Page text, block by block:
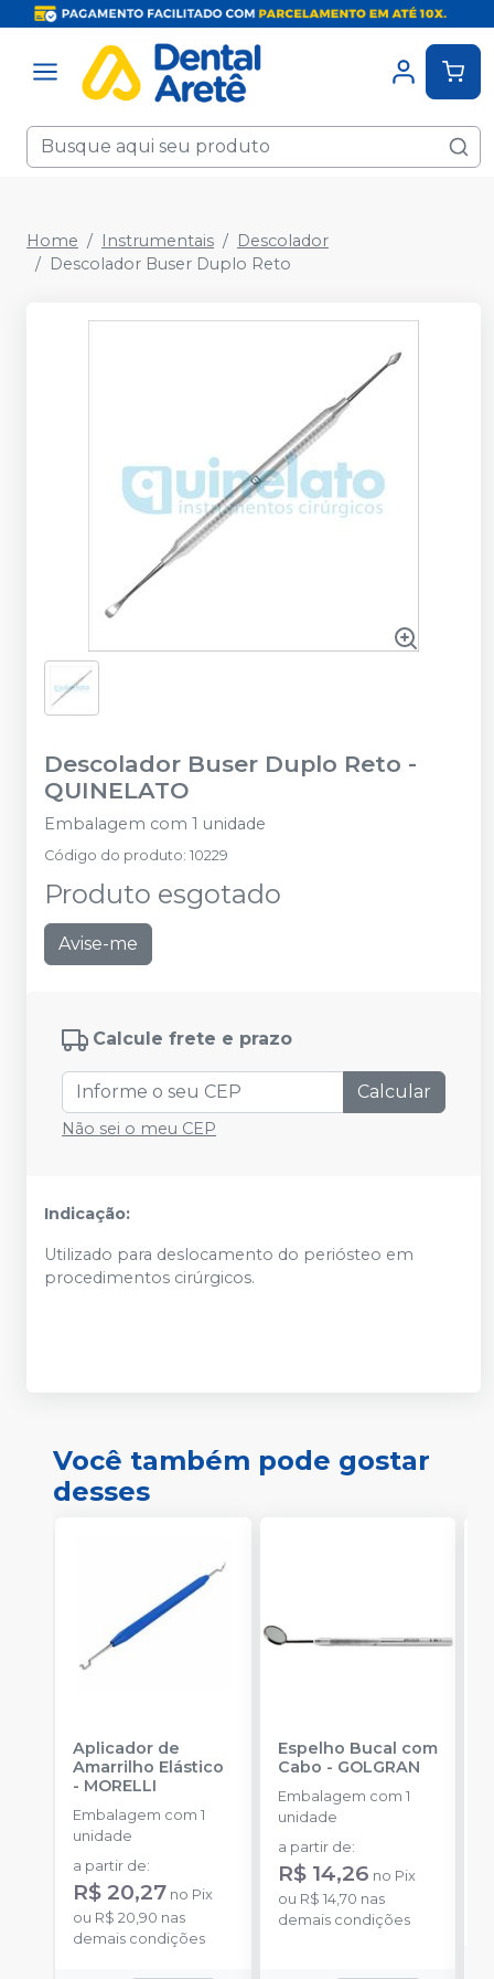
Home Instrumentais
Descolador
Descolador Buser Duplo Reto
Descolador Buser Duplo Reto -
QUINELATO
Embalagem com 1 unidade
Código do produto: 10229
Produto esgotado
Avise-me
Calcule frete e prazo
Calcular
Não sei o meu CEP
Indicação:
Utilizado para deslocamento do periósteo em
procedimentos cirúrgicos.
Você também pode gostar
desses
Aplicador de
Amarrilho Elástico
- MORELLI
Embalagem com 1
unidade
a partir de:
R$ 20,27 no Pix
ou R$ 20,90 nas
demais condições
Espelho Bucal com
Cabo - GOLGRAN
Embalagem com 1
unidade
a partir de:
R$ 14,26 no Pix
ou R$ 14,70 nas
demais condições